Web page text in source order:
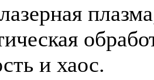
и хаос.